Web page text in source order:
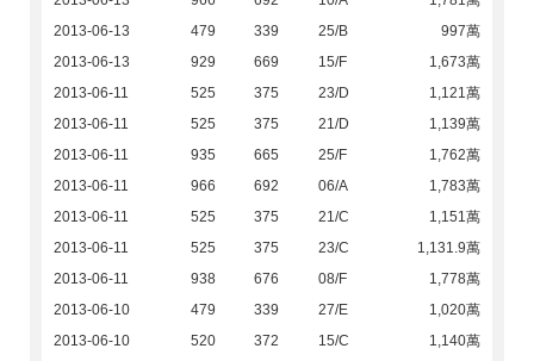
2013-06-13
479 339 25/B
997萬
2013-06-13
929 669 15/F
1,673萬
2013-06-11
525 375 23/D
1,121萬
2013-06-11
525 375 21/D
1,139萬
2013-06-11
935 665 25/F
1,762萬
2013-06-11
966 692 06/A
1,783萬
2013-06-11
525 375 21/C
1,151萬
2013-06-11
525 375 23/C
1,131.9萬
2013-06-11
938 676 08/F
1,778萬
2013-06-10
479 339 27/E
1,020萬
2013-06-10
520 372 15/C
1,140萬